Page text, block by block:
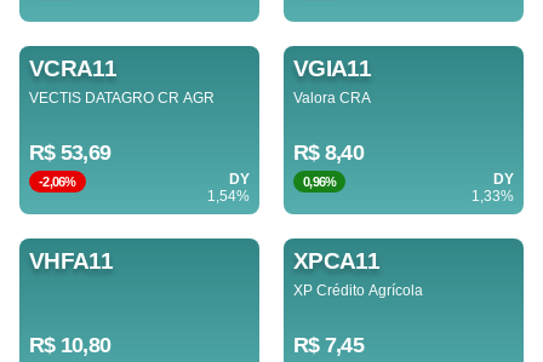
VCRA11
VECTIS DATAGRO CR AGR
R$ 53,69
-2,06%
DY
1,54%
VGIA11
Valora CRA
R$ 8,40
0,96%
DY
1,33%
VHFA11
R$ 10,80
XPCA11
XP Crédito Agrícola
R$ 7,45